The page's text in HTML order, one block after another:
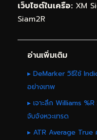
เว็บไซต์ในเครือ: XM
Siam2R
อ่านเพิ่มเติม
▸ DeMarker วิธีใช้
อย่างเทพ
▸ เจาะลึก Williams
จับจังหวะเทรด
▸ ATR Average